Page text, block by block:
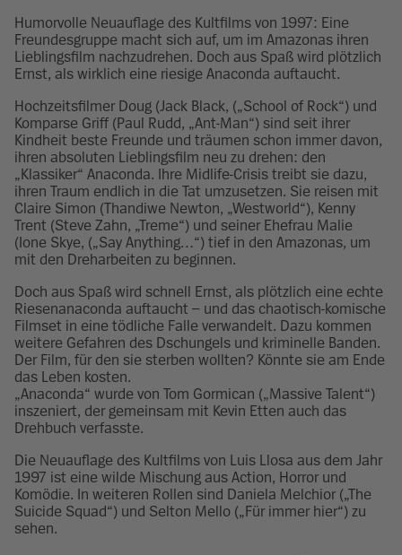
Humorvolle Neuauflage des Kultfilms von 1997: Eine
Freundesgruppe macht sich auf, um im Amazonas ihren
Lieblingsfilm nachzudrehen. Doch aus Spaß wird plötzlich
Ernst, als wirklich eine riesige Anaconda auftaucht.
Hochzeitsfilmer Doug (Jack Black, („School of Rock“) und
Komparse Griff (Paul Rudd, „Ant-Man“) sind seit ihrer
Kindheit beste Freunde und träumen schon immer davon,
ihren absoluten Lieblingsfilm neu zu drehen: den
„Klassiker“ Anaconda. Ihre Midlife-Crisis treibt sie dazu,
ihren Traum endlich in die Tat umzusetzen. Sie reisen mit
Claire Simon (Thandiwe Newton, „Westworld“), Kenny
Trent (Steve Zahn, „Treme“) und seiner Ehefrau Malie
(Ione Skye, („Say Anything…“) tief in den Amazonas, um
mit den Dreharbeiten zu beginnen.
Doch aus Spaß wird schnell Ernst, als plötzlich eine echte
Riesenanaconda auftaucht – und das chaotisch-komische
Filmset in eine tödliche Falle verwandelt. Dazu kommen
weitere Gefahren des Dschungels und kriminelle Banden.
Der Film, für den sie sterben wollten? Könnte sie am Ende
das Leben kosten.
„Anaconda“ wurde von Tom Gormican („Massive Talent“)
inszeniert, der gemeinsam mit Kevin Etten auch das
Drehbuch verfasste.
Die Neuauflage des Kultfilms von Luis Llosa aus dem Jahr
1997 ist eine wilde Mischung aus Action, Horror und
Komödie. In weiteren Rollen sind Daniela Melchior („The
Suicide Squad“) und Selton Mello („Für immer hier“) zu
sehen.